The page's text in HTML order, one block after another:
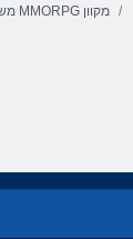
משחקי MMORPG מקוון